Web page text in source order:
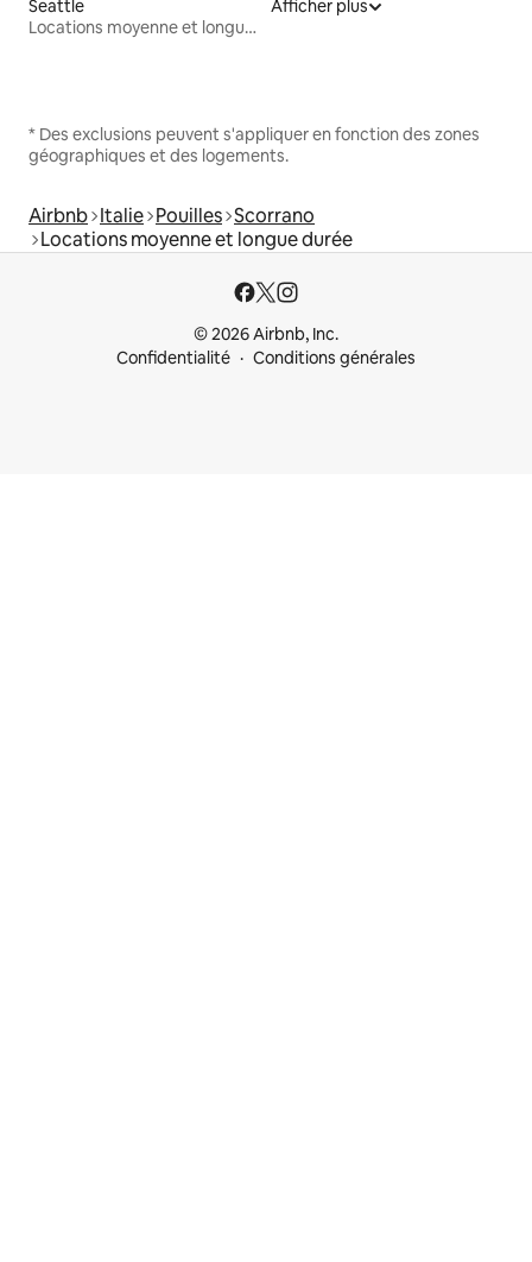
Seattle
Locations moyenne et longue durée
Afficher plus
* Des exclusions peuvent s'appliquer en fonction des zones
géographiques et des logements.
Airbnb Italie Pouilles Scorrano
Locations moyenne et longue durée
© 2026 Airbnb, Inc.
Confidentialité
Conditions générales